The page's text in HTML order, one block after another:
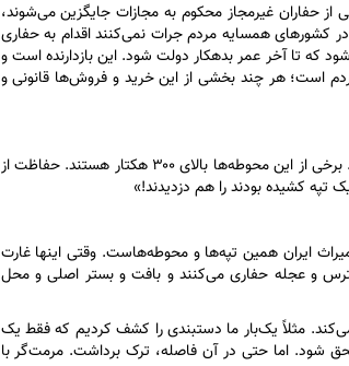
از حفاران غیرمجاز محکوم به مجازات جایگزین می‌شوند،
در کشور‌های همسایه مردم جرات نمی‌کنند اقدام به حفاری
که تا آخر عمر بدهکار دولت شود. این بازدارنده است و
است؛ هر چند بخشی از این خرید و فروش‌ها قانونی و
او گفت: «در ایران ۱۹۵ هزار محوطه باستانی شناسایی شده که ممکن است تا ۵۰۰ هزار هم برسد. برخی از این محوطه‌ها بالای ۳۰۰ هکتار هستند. حفاظت از
تپه کشیده بودند را هم دزدیدند!»
همین تپه‌ها و محوطه‌هاست. وقتی اینها غارت
و عجله حفاری می‌کنند و بافت و بستر اصلی و محل
مثلاً یک‌بار ما دستبندی را کشف کردیم که فقط یک
شود. اما حتی در آن فاصله، ترک برداشت. مرمت‌گر با